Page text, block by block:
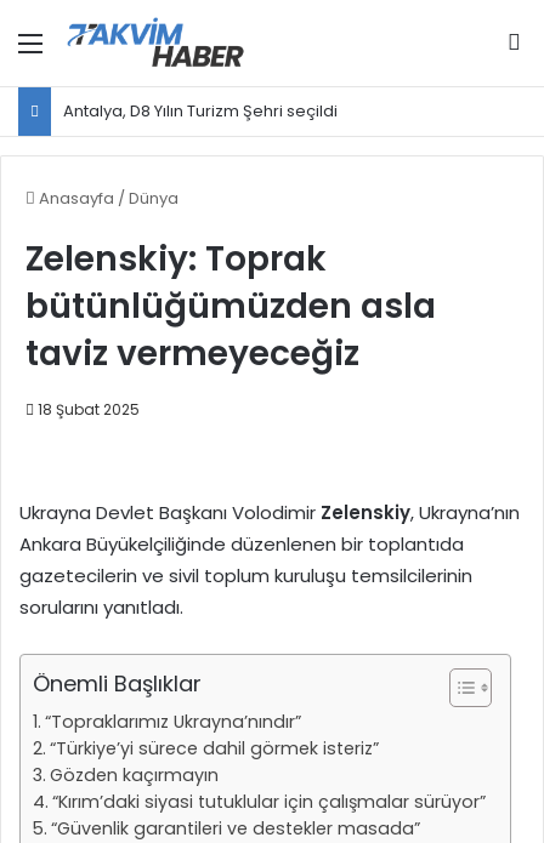
Menü
Antalya, D8 Yılın Turizm Şehri seçildi
Anasayfa / Dünya
Zelenskiy: Toprak
bütünlüğümüzden asla
taviz vermeyeceğiz
18 Şubat 2025
Ukrayna Devlet Başkanı Volodimir Zelenskiy, Ukrayna’nın
Ankara Büyükelçiliğinde düzenlenen bir toplantıda
gazetecilerin ve sivil toplum kuruluşu temsilcilerinin
sorularını yanıtladı.
Önemli Başlıklar
“Topraklarımız Ukrayna’nındır”
“Türkiye’yi sürece dahil görmek isteriz”
Gözden kaçırmayın
“Kırım’daki siyasi tutuklular için çalışmalar sürüyor”
“Güvenlik garantileri ve destekler masada”